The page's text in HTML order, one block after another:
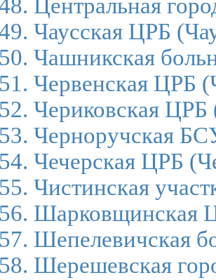
Центральная
Чаусская ЦРБ
Чашникская
Червенская ЦРБ
Чериковская ЦРБ
Черноручская
Чечерская ЦРБ
Чистинская
Шарковщинская
Шепелевичская
Шерешевская